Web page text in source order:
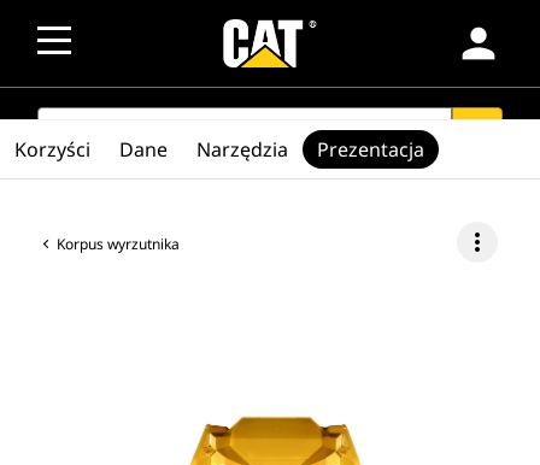
person
SEARCH
Korpus wyrzutnika more_vert
Korzyści Dane Narzędzia Prezentacja